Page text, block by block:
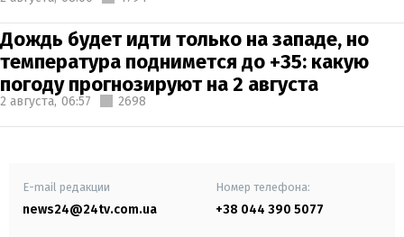
Дождь будет идти только на западе, но
температура поднимется до +35: какую
погоду прогнозируют на 2 августа
2 августа, 06:57 2698
E-mail редакции
news24@24tv.com.ua
Номер телефона:
+38 044 390 5077